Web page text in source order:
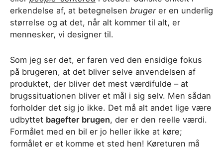
erkendelse af, at betegnelsen brugerer en underlig
størrelse og at det, når alt kommer til alt, er
mennesker, vi designer til.
Som jeg ser det, er faren ved den ensidige fokus
på brugeren, at det bliver selve anvendelsen af
produktet, der bliver det mest værdifulde – at
brugssituationen bliver et mål i sig selv. Men sådan
forholder det sig jo ikke. Det må alt andet lige være
udbyttet bagefter brugen, der er den reelle værdi.
Formålet med en bil er jo heller ikke at køre;
formålet er et komme et sted hen! Køreturen må